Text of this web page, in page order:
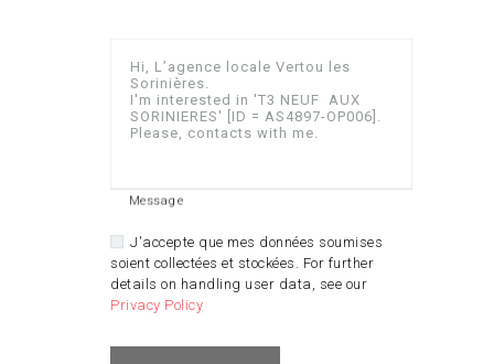
Message
J'accepte que mes données soumises
soient collectées et stockées. For further
details on handling user data, see our
Privacy Policy